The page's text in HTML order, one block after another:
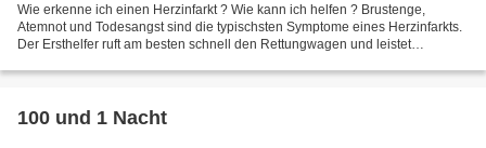
Wie erkenne ich einen Herzinfarkt ? Wie kann ich helfen ? Brustenge,
Atemnot und Todesangst sind die typischsten Symptome eines Herzinfarkts.
Der Ersthelfer ruft am besten schnell den Rettungwagen und leistet
100 und 1 Nacht